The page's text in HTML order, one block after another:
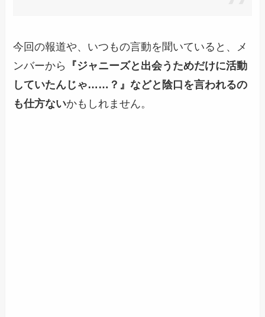
今回の報道や、いつもの言動を聞いていると、メ
ンバーから
『ジャニーズと出会うためだけに活動
していたんじゃ……？』などと陰口を言われるの
も仕方ないかもしれません。